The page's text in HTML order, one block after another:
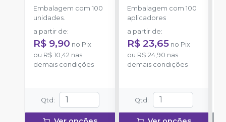
Embalagem com 100
unidades.
a partir de:
R$ 9,90 no Pix
ou R$ 10,42 nas
demais condições
Qtd :
Embalagem com 100
aplicadores
a partir de:
R$ 23,65 no Pix
ou R$ 24,90 nas
demais condições
Qtd :